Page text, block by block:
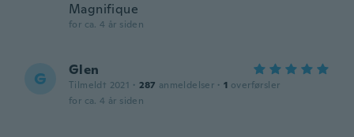
Magnifique
for ca. 4 år siden
G Glen
Tilmeldt 2021 · 287 anmeldelser · 1 overførsler
for ca. 4 år siden